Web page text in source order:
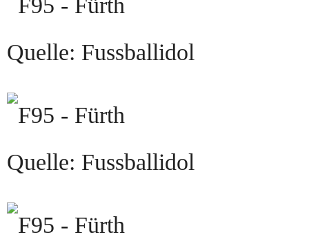
Quelle: Fussballidol
Quelle: Fussballidol